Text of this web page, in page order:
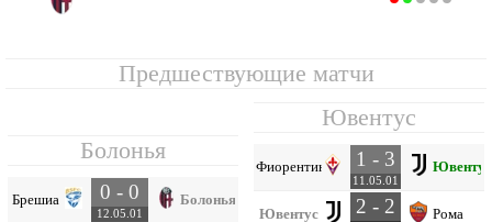
Предшествующие матчи
Болонья
Брешиа 0 - 0
12.05.01
Болонья
Ювентус
Фиорентина 1 - 3
11.05.01
Ювентус
Ювентус 2 - 2 Рома